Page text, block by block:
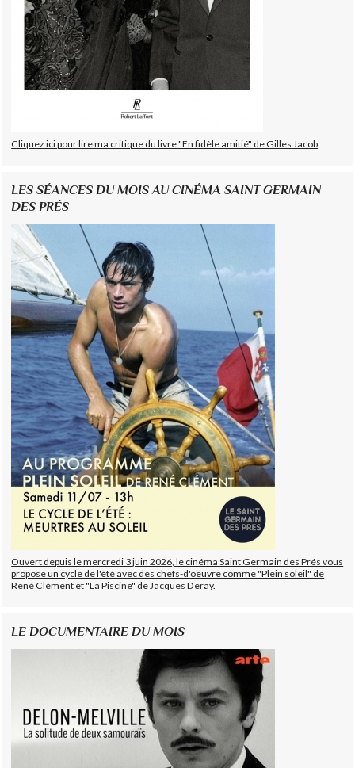
Cliquez ici pour lire ma critique du livre "En fidèle amitié" de Gilles Jacob
LES SÉANCES DU MOIS AU CINÉMA SAINT GERMAIN
DES PRÉS
Ouvert depuis le mercredi 3 juin 2026, le cinéma Saint Germain des Prés vous
propose un cycle de l'été avec des chefs-d'oeuvre comme "Plein soleil" de
René Clément et "La Piscine" de Jacques Deray.
LE DOCUMENTAIRE DU MOIS